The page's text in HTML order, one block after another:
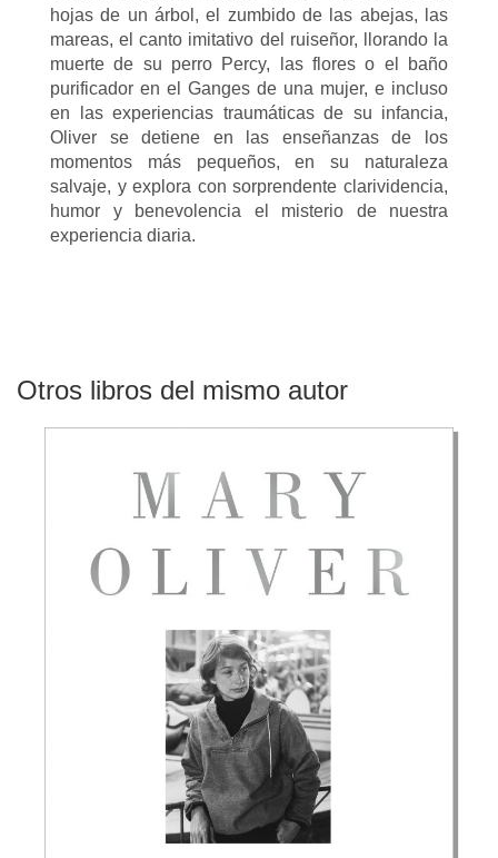
hojas de un árbol, el zumbido de las abejas, las
mareas, el canto imitativo del ruiseñor, llorando la
muerte de su perro Percy, las flores o el baño
purificador en el Ganges de una mujer, e incluso
en las experiencias traumáticas de su infancia,
Oliver se detiene en las enseñanzas de los
momentos más pequeños, en su naturaleza
salvaje, y explora con sorprendente clarividencia,
humor y benevolencia el misterio de nuestra
experiencia diaria.
Otros libros del mismo autor